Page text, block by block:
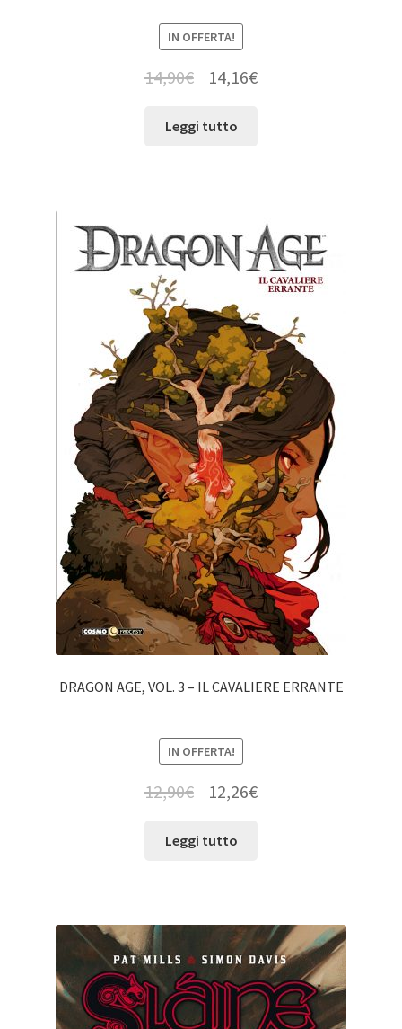
IN OFFERTA!
14,90€ 14,16€
Leggi tutto
DRAGON AGE, VOL. 3 – IL CAVALIERE ERRANTE
IN OFFERTA!
12,90€ 12,26€
Leggi tutto